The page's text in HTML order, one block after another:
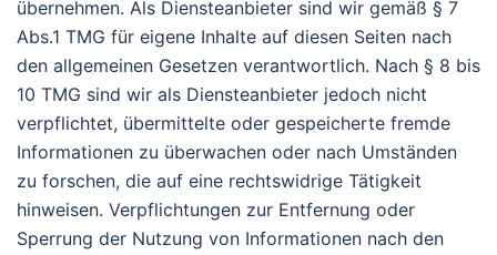
übernehmen. Als Diensteanbieter sind wir gemäß § 7
Abs.1 TMG für eigene Inhalte auf diesen Seiten nach
den allgemeinen Gesetzen verantwortlich. Nach § 8 bis
10 TMG sind wir als Diensteanbieter jedoch nicht
verpflichtet, übermittelte oder gespeicherte fremde
Informationen zu überwachen oder nach Umständen
zu forschen, die auf eine rechtswidrige Tätigkeit
hinweisen. Verpflichtungen zur Entfernung oder
Sperrung der Nutzung von Informationen nach den